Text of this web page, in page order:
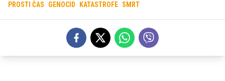
PROSTI ČAS GENOCID KATASTROFE SMRT